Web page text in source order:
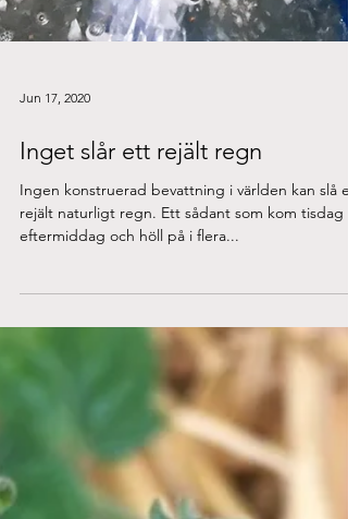
Inget slår ett rejält regn
Ingen konstruerad bevattning i världen kan slå
rejält naturligt regn. Ett sådant som kom tisdag
eftermiddag och höll på i flera...